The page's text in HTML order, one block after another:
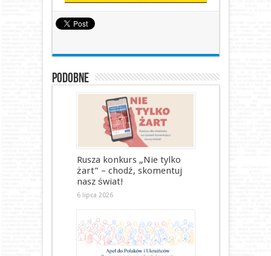
Podobne
Rusza konkurs „Nie tylko
żart” – chodź, skomentuj
nasz świat!
6 lipca 2026